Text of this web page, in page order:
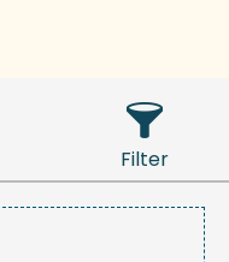
Filter